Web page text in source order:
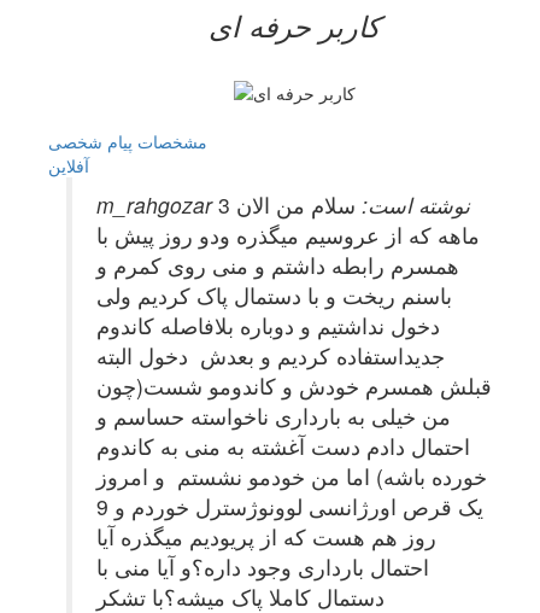
کاربر حرفه ای
مشخصات پیام شخصی
آفلاين
m_rahgozar نوشته است:
سلام من الان 3
ماهه که از عروسیم میگذره ودو روز پیش با
همسرم رابطه داشتم و منی روی کمرم و
باسنم ریخت و با دستمال پاک کردیم ولی
دخول نداشتیم و دوباره بلافاصله کاندوم
جدیداستفاده کردیم و بعدش دخول البته
قبلش همسرم خودش و کاندومو شست(چون
من خیلی به بارداری ناخواسته حساسم و
احتمال دادم دست آغشته به منی به کاندوم
خورده باشه) اما من خودمو نشستم و امروز
یک قرص اورژانسی لوونوژسترل خوردم و 9
روز هم هست که از پریودیم میگذره آیا
احتمال بارداری وجود داره؟و آیا منی با
دستمال کاملا پاک میشه؟با تشکر